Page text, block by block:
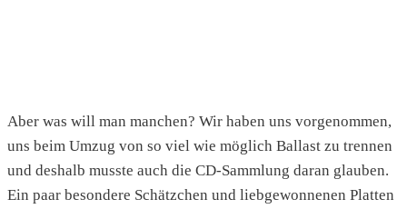
Aber was will man manchen? Wir haben uns vorgenommen,
uns beim Umzug von so viel wie möglich Ballast zu trennen
und deshalb musste auch die CD-Sammlung daran glauben.
Ein paar besondere Schätzchen und liebgewonnenen Platten